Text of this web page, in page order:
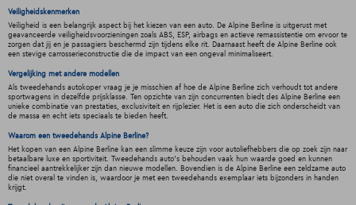
Veiligheidskenmerken
Veiligheid is een belangrijk aspect bij het kiezen van een auto. De Alpine Berline is uitgerust met
geavanceerde veiligheidsvoorzieningen zoals ABS, ESP, airbags en actieve remassistentie om ervoor te
zorgen dat jij en je passagiers beschermd zijn tijdens elke rit. Daarnaast heeft de Alpine Berline ook
een stevige carrosserieconstructie die de impact van een ongeval minimaliseert.
Vergelijking met andere modellen
Als tweedehands autokoper vraag je je misschien af hoe de Alpine Berline zich verhoudt tot andere
sportwagens in dezelfde prijsklasse. Ten opzichte van zijn concurrenten biedt des Alpine Berline een
unieke combinatie van prestaties, exclusiviteit en rijplezier. Het is een auto die zich onderscheidt van
de massa en echt iets speciaals te bieden heeft.
Waarom een tweedehands Alpine Berline?
Het kopen van een Alpine Berline kan een slimme keuze zijn voor autoliefhebbers die op zoek zijn naar
betaalbare luxe en sportiviteit. Tweedehands auto's behouden vaak hun waarde goed en kunnen
financieel aantrekkelijker zijn dan nieuwe modellen. Bovendien is de Alpine Berline een zeldzame auto
die niet overal te vinden is, waardoor je met een tweedehands exemplaar iets bijzonders in handen
krijgt.